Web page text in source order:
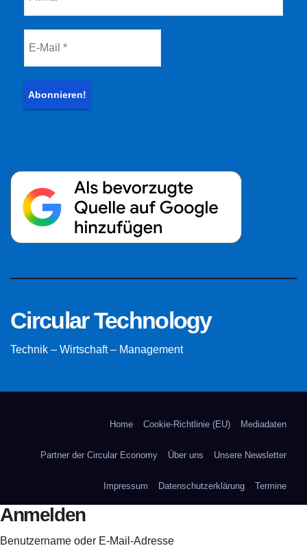
Circular Technology
Technik – Wirtschaft – Management
Home Cookie-Richtlinie (EU) Mediadaten
Partner der Circular Economy Über uns Unsere Newsletter
Impressum Datenschutzerklärung Termine
Anmelden
Benutzername oder E-Mail-Adresse